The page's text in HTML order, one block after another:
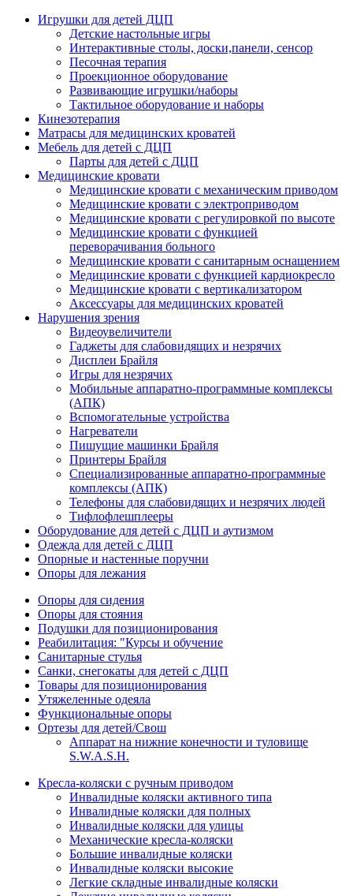
Игрушки для детей ДЦП
Детские настольные игры
Интерактивные столы, доски,панели, сенсор
Песочная терапия
Проекционное оборудование
Развивающие игрушки/наборы
Тактильное оборудование и наборы
Кинезотерапия
Матрасы для медицинских кроватей
Мебель для детей с ДЦП
Парты для детей с ДЦП
Медицинские кровати
Медицинские кровати с механическим приводом
Медицинские кровати с электроприводом
Медицинские кровати с регулировкой по высоте
Медицинские кровати с функцией
переворачивания больного
Медицинские кровати с санитарным оснащением
Медицинские кровати с функцией кардиокресло
Медицинские кровати с вертикализатором
Аксессуары для медицинских кроватей
Нарушения зрения
Видеоувеличители
Гаджеты для слабовидящих и незрячих
Дисплеи Брайля
Игры для незрячих
Мобильные аппаратно-программные комплексы
(АПК)
Вспомогательные устройства
Нагреватели
Пишущие машинки Брайля
Принтеры Брайля
Специализированные аппаратно-программные
комплексы (АПК)
Телефоны для слабовидящих и незрячих людей
Тифлофлешплееры
Оборудование для детей с ДЦП и аутизмом
Одежда для детей с ДЦП
Опорные и настенные поручни
Опоры для лежания
Опоры для сидения
Опоры для стояния
Подушки для позиционирования
Реабилитация: "Курсы и обучение
Санитарные стулья
Санки, снегокаты для детей с ДЦП
Товары для позиционирования
Утяжеленные одеяла
Функциональные опоры
Ортезы для детей/Свош
Аппарат на нижние конечности и туловище
S.W.A.S.H.
Кресла-коляски с ручным приводом
Инвалидные коляски активного типа
Инвалидные коляски для полных
Инвалидные коляски для улицы
Механические кресла-коляски
Большие инвалидные коляски
Инвалидные коляски высокие
Легкие складные инвалидные коляски